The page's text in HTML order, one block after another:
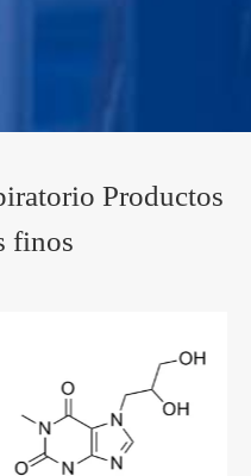
Productos
finos